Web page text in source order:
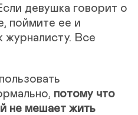
девушка говорит о
поймите ее и
журналисту. Все
потому что
не мешает жить